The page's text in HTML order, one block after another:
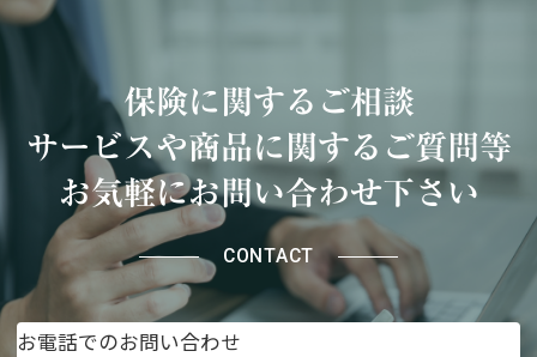
保険に関するご相談
サービスや商品に関するご質問等
お気軽にお問い合わせ下さい
CONTACT
お電話でのお問い合わせ